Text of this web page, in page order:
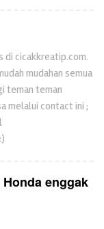
di cicakkreatip.com.
mudahan semua
teman teman
melalui contact ini ;
enggak